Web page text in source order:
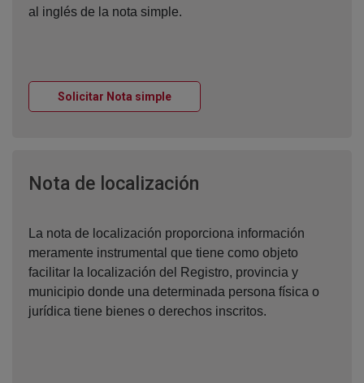
al inglés de la nota simple.
Solicitar Nota simpleVentana nueva
Nota de localización
La nota de localización proporciona información
meramente instrumental que tiene como objeto
facilitar la localización del Registro, provincia y
municipio donde una determinada persona física o
jurídica tiene bienes o derechos inscritos.